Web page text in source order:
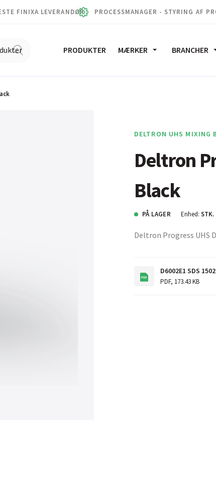
FINIXA LEVERANDØR PROCESSMANAGER - STYRING AF
PRODUKTER MÆRKER BRANCHER
DELTRON UHS MIXING
Deltron
Black
PÅ LAGER Enhed: STK.
Deltron Progress UHS
D6002E1 SDS
PDF, 173.43 KB